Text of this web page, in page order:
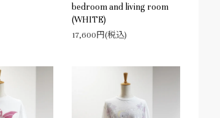
bedroom and living room
(WHITE)
17,600円(税込)